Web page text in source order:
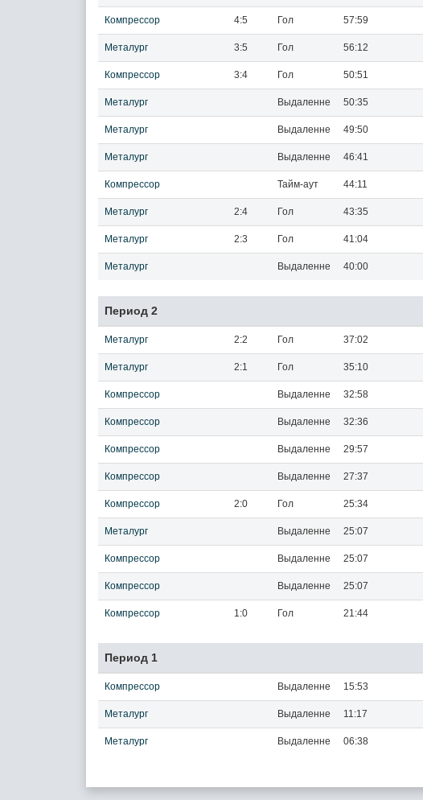
Компрессор 4:5 Гол 57:59
Металург 3:5 Гол 56:12
Компрессор 3:4 Гол 50:51
Металург Выдаленне 50:35
Металург Выдаленне 49:50
Металург Выдаленне 46:41
Компрессор Тайм-аут 44:11
Металург 2:4 Гол 43:35
Металург 2:3 Гол 41:04
Металург Выдаленне 40:00
Период 2
Металург 2:2 Гол 37:02
Металург 2:1 Гол 35:10
Компрессор Выдаленне 32:58
Компрессор Выдаленне 32:36
Компрессор Выдаленне 29:57
Компрессор Выдаленне 27:37
Компрессор 2:0 Гол 25:34
Металург Выдаленне 25:07
Компрессор Выдаленне 25:07
Компрессор Выдаленне 25:07
Компрессор 1:0 Гол 21:44
Период 1
Компрессор Выдаленне 15:53
Металург Выдаленне 11:17
Металург Выдаленне 06:38